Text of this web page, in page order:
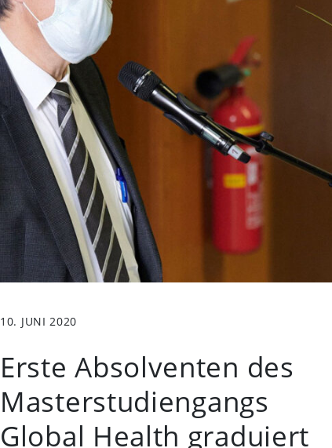
10. JUNI 2020
Erste Absolventen des
Masterstudiengangs
Global Health graduiert